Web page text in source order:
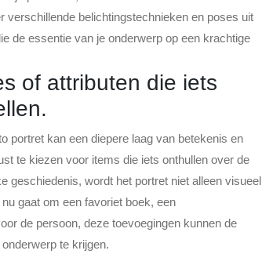
verschillende belichtingstechnieken en poses uit
de essentie van je onderwerp op een krachtige
of attributen die iets
portret kan een diepere laag van betekenis en
te kiezen voor items die iets onthullen over de
geschiedenis, wordt het portret niet alleen visueel
gaat om een favoriet boek, een
de persoon, deze toevoegingen kunnen de
te krijgen.